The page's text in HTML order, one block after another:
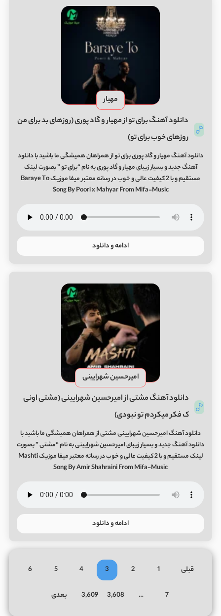
مهیار
دانلود آهنگ برای تو از مهیار و گاد پوری (روزهای بد برای من
روزهای خوب برای تو)
دانلود آهنگ مهیار و گاد پوری برای تو از همراهان همیشگی ما باشید با دانلود
آهنگ جدید و بسیار زیبای مهیار و گاد پوری به نام “برای تو ” بصورت لینک
مستقیم و با 2 کیفیت عالی و خوب در رسانه معتبر میفا موزیک Baraye To
Song By Poori x Mahyar From Mifa-Music
ادامه و دانلود
امیرحسین شهرایینی
دانلود آهنگ مشتی از امیرحسین شهرایینی (مشتی اونی
ک فکر میکردم تو نبودی)
دانلود آهنگ امیرحسین شهرایینی مشتی از همراهان همیشگی ما باشید با
دانلود آهنگ جدید و بسیار زیبای امیرحسین شهرایینی به نام “مشتی ” بصورت
لینک مستقیم و با 2 کیفیت عالی و خوب در رسانه معتبر میفا موزیک Mashti
Song By Amir Shahraini From Mifa-Music
ادامه و دانلود
قبلی 1
2
3
4
5
6
7
…
3,608
3,609 بعدی